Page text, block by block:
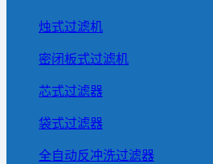
烛式过滤机
密闭板式过滤机
芯式过滤器
袋式过滤器
全自动反冲洗过滤器